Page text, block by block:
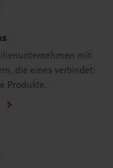
mit
die eines verbindet:
Produkte.